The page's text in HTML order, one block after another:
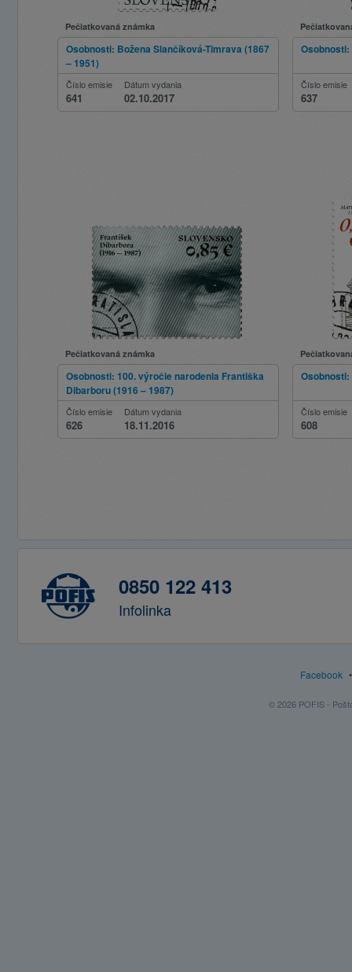
Pečiatkovaná známka
Osobnosti: Božena Slančíková-Timrava (1867
– 1951)
Číslo emisie
641
Dátum vydania
02.10.2017
Číslo emisie
637
Pečiatkovaná známka
Osobnosti: 100. výročie narodenia Františka
Dibarboru (1916 – 1987)
Číslo emisie
626
Dátum vydania
18.11.2016
Osobnosti:
Číslo emisie
608
0850 122 413
Infolinka
Facebook
© 2026 POFIS -